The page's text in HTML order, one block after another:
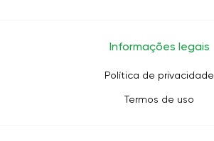
Informações legais
Política de privacidade
Termos de uso